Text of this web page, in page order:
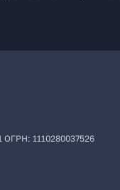
ОГРН: 1110280037526